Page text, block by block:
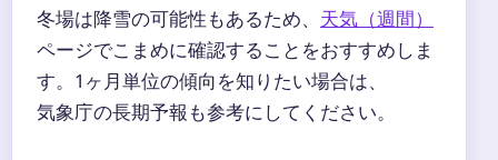
冬場は降雪の可能性もあるため、 天気（週間）
ページでこまめに確認することをおすすめしま
す。1ヶ月単位の傾向を知りたい場合は、
気象庁の長期予報も参考にしてください。